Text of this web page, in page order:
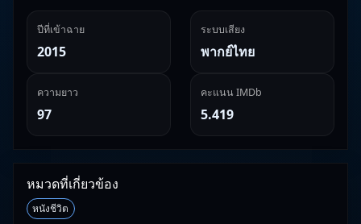
ปีที่เข้าฉาย
2015
ระบบเสียง
พากย์ไทย
ความยาว
97
คะแนน IMDb
5.419
หมวดที่เกี่ยวข้อง
หนังชีวิต